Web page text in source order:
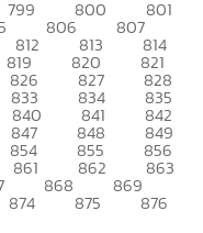
799 800 801
806 807
812 813 814
819 820 821
826 827 828
833 834 835
840 841 842
847 848 849
854 855 856
861 862 863
868 869
874 875 876